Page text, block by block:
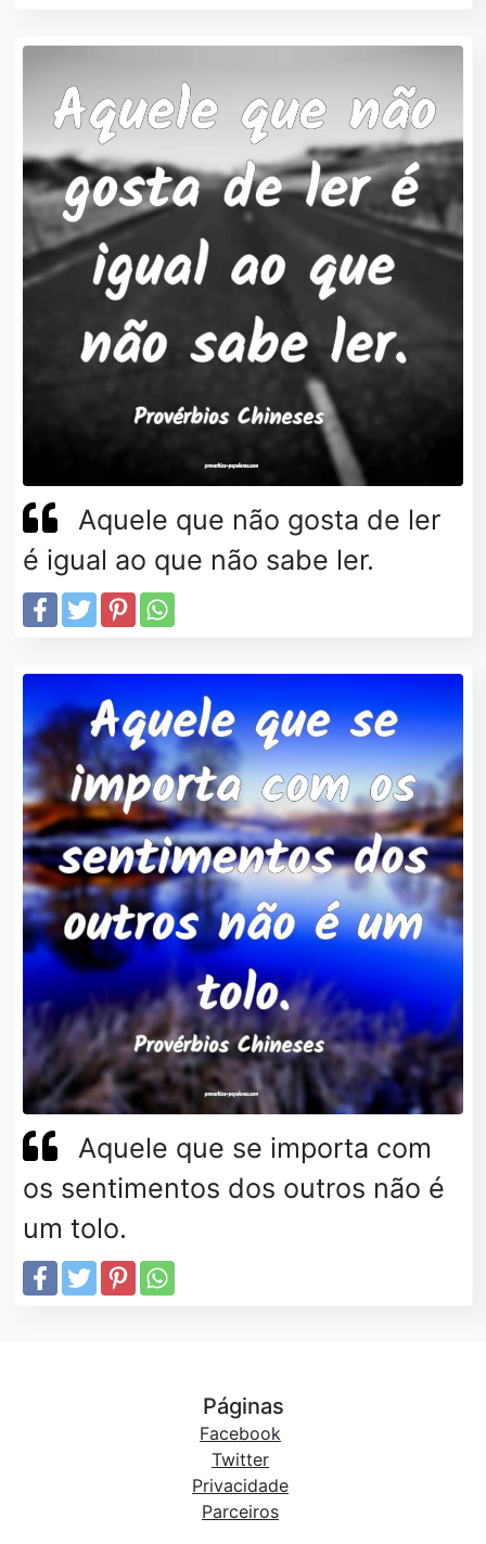
Aquele que não gosta de ler
é igual ao que não sabe ler.
Aquele que se importa com
os sentimentos dos outros não é
um tolo.
Páginas
Facebook
Twitter
Privacidade
Parceiros